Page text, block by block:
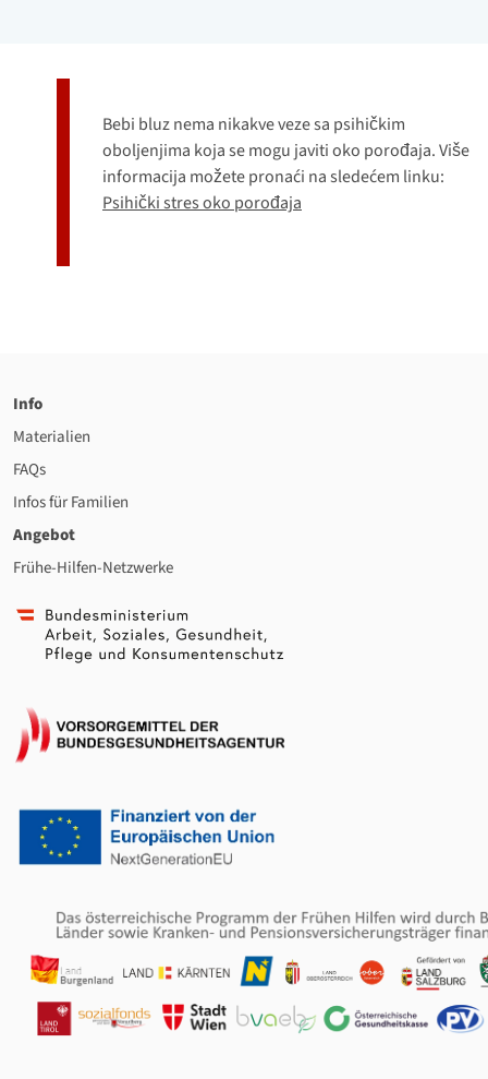
Bebi bluz nema nikakve veze sa psihičkim
oboljenjima koja se mogu javiti oko porođaja. Više
informacija možete pronaći na sledećem linku:
Psihički stres oko porođaja
Info
Materialien
FAQs
Infos für Familien
Angebot
Frühe-Hilfen-Netzwerke